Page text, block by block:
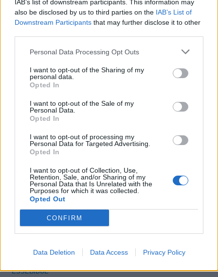
IAB’s list of downstream participants. This information may
also be disclosed by us to third parties on the IAB’s List of
Downstream Participants that may further disclose it to other
Personal Data Processing Opt Outs
I want to opt-out of the Sharing of my
personal data.
Opted In
I want to opt-out of the Sale of my
Personal Data.
Opted In
I want to opt-out of processing my
Personal Data for Targeted Advertising.
Opted In
I want to opt-out of Collection, Use,
Retention, Sale, and/or Sharing of my
Personal Data that Is Unrelated with the
Purposes for which it was collected.
Opted Out
CONFIRM
Data Deletion Data Access Privacy Policy
25-50 milioni Oggiono
50-100 milioni Assago
CONVERTING
I.C.A. INDUSTRIA
CONTENITORI
ALIMENTARI SRL
DISPOTECH
OKAY SRL 10-25 milioni Talamona
EUROPROSAN
25-50 milioni Marnate
TURCONI S.R.L.
ESSEBIDUE